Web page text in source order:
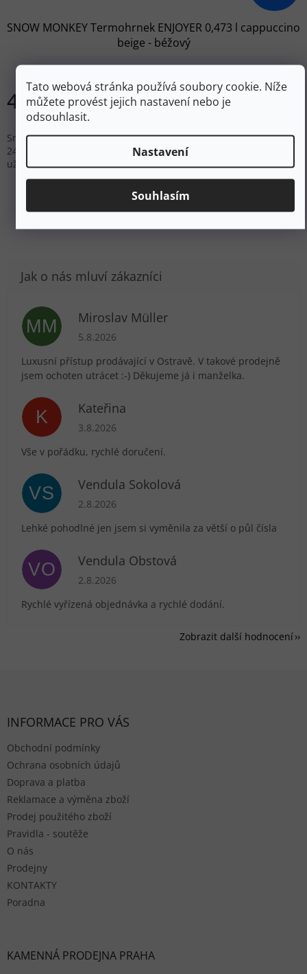
Tato webová stránka používá soubory cookie. Níže
můžete provést jejich nastavení nebo je
odsouhlasit.
Nastavení
Souhlasím
SNOW MONKEY Termohrnek ENJOYER 0,473 l cappuccino
beige - béžový
440 Kč
Snow Monkey vakuově izolované termosky, udrží Váš nápoj až
24 hodin studený nebo 12 hodin horký, budete si tak moci
užívat svůj životní styl bez ohledu na to, jak je venku.
ZOBRAZIT VŠECHNY PODOBNÉ PRODUKTY
MM Miroslav Müller
Hodnocení obchodu je 5 z 5 hvězdiček.
5.8.2026
Luxusní přístup prodávající v Ostravě. V takové prodejně
jsem ochoten utrácet :-) Děkujeme já i manželka.
K Kateřina
Hodnocení obchodu je 5 z 5 hvězdiček.
3.8.2026
Vše v pořádku, rychlé doručení.
VS Vendula Sokolová
Hodnocení obchodu je 5 z 5 hvězdiček.
2.8.2026
Lehké pohodlné jen jsem si vyměnila za větší o půl čísla
VO Vendula Obstová
Hodnocení obchodu je 5 z 5 hvězdiček.
2.8.2026
Rychlé vyřízená objednávka a rychlé dodání.
Zobrazit další hodnocení
INFORMACE PRO VÁS
Obchodní podmínky
Ochrana osobních údajů
Doprava a platba
Reklamace a výměna zboží
Prodej použitého zboží
Pravidla - soutěže
O nás
Prodejny
KONTAKTY
Poradna
KAMENNÁ PRODEJNA PRAHA